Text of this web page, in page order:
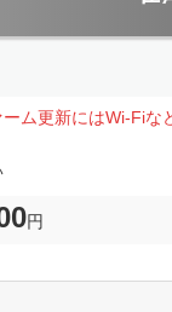
ーム更新にはWi-Fiな
円